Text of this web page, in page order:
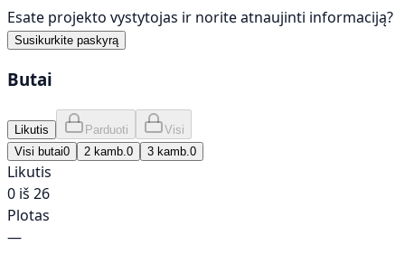
Esate projekto vystytojas ir norite atnaujinti informaciją?
Susikurkite paskyrą
Butai
Likutis Parduoti
Visi
Visi butai0 2 kamb. 0 3 kamb. 0
Likutis
0 iš 26
Plotas
—